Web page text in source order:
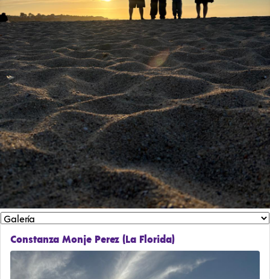
Constanza Monje Perez (La Florida)